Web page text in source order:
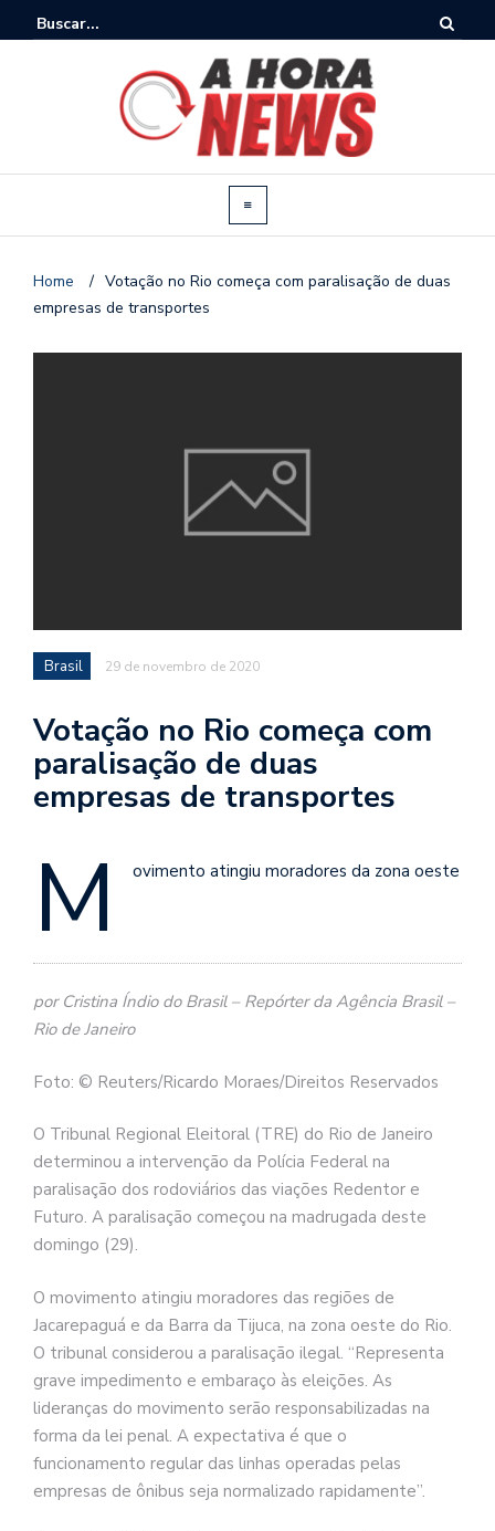
Home / Votação no Rio começa com paralisação de duas
empresas de transportes
Brasil 29 de novembro de 2020
Votação no Rio começa com
paralisação de duas
empresas de transportes
M ovimento atingiu moradores da zona oeste
por Cristina Índio do Brasil – Repórter da Agência Brasil –
Rio de Janeiro
Foto: © Reuters/Ricardo Moraes/Direitos Reservados
O Tribunal Regional Eleitoral (TRE) do Rio de Janeiro
determinou a intervenção da Polícia Federal na
paralisação dos rodoviários das viações Redentor e
Futuro. A paralisação começou na madrugada deste
domingo (29).
O movimento atingiu moradores das regiões de
Jacarepaguá e da Barra da Tijuca, na zona oeste do Rio.
O tribunal considerou a paralisação ilegal. “Representa
grave impedimento e embaraço às eleições. As
lideranças do movimento serão responsabilizadas na
forma da lei penal. A expectativa é que o
funcionamento regular das linhas operadas pelas
empresas de ônibus seja normalizado rapidamente”.